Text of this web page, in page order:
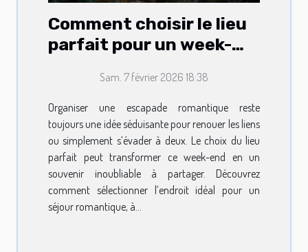
Comment choisir le lieu
parfait pour un week-
Sam. 7 février 2026 18:38
Organiser une escapade romantique reste
toujours une idée séduisante pour renouer les liens
ou simplement s’évader à deux. Le choix du lieu
parfait peut transformer ce week-end en un
souvenir inoubliable à partager. Découvrez
comment sélectionner l’endroit idéal pour un
séjour romantique, à...